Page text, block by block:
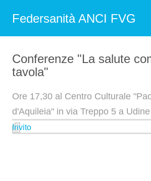
Federsanità ANCI FVG
Conferenze "La salute
tavola"
Ore 17,30 al Centro Culturale
d'Aquileia" in via Treppo 5 a Udine
Invito